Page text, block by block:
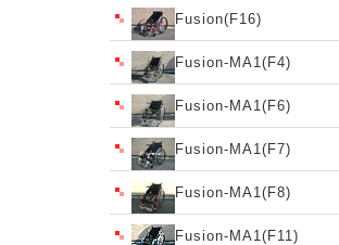
Fusion(F16)
Fusion-MA1(F4)
Fusion-MA1(F6)
Fusion-MA1(F7)
Fusion-MA1(F8)
Fusion-MA1(F11)